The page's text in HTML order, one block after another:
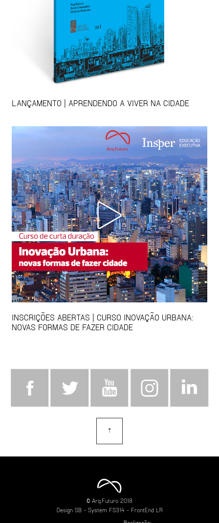
LANÇAMENTO | APRENDENDO A VIVER NA CIDADE
INSCRIÇÕES ABERTAS | CURSO INOVAÇÃO URBANA:
NOVAS FORMAS DE FAZER CIDADE
⇡
© Arq.Futuro 2018
Design SB- System FS314 - FrontEnd LR